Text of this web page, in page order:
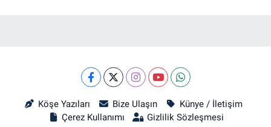
Köşe Yazıları Bize Ulaşın
Künye / İletişim
Çerez Kullanımı
Gizlilik Sözleşmesi